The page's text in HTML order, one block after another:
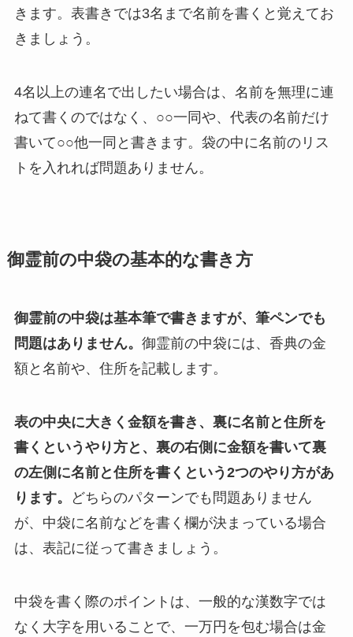
きます。表書きでは3名まで名前を書くと覚えてお
きましょう。
4名以上の連名で出したい場合は、名前を無理に連
ねて書くのではなく、○○一同や、代表の名前だけ
書いて○○他一同と書きます。袋の中に名前のリス
トを入れれば問題ありません。
御霊前の中袋の基本的な書き方
御霊前の中袋は基本筆で書きますが、筆ペンでも
問題はありません。 御霊前の中袋には、香典の金
額と名前や、住所を記載します。
表の中央に大きく金額を書き、裏に名前と住所を
書くというやり方と、裏の右側に金額を書いて裏
の左側に名前と住所を書くという2つのやり方があ
ります。
どちらのパターンでも問題ありません
が、中袋に名前などを書く欄が決まっている場合
は、表記に従って書きましょう。
中袋を書く際のポイントは、一般的な漢数字では
なく大字を用いることで、一万円を包む場合は金